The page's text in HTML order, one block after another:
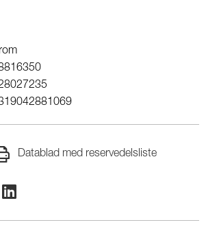
Datablad med reservedelsliste
Linkedin